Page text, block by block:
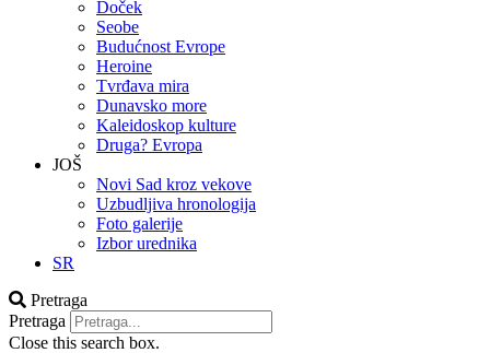
Doček
Seobe
Budućnost Evrope
Heroine
Tvrđava mira
Dunavsko more
Kaleidoskop kulture
Druga? Evropa
JOŠ
Novi Sad kroz vekove
Uzbudljiva hronologija
Foto galerije
Izbor urednika
SR
Pretraga
Pretraga
Close this search box.